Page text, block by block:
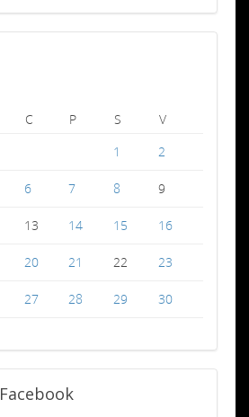
C P S
V
1
2
6 7 8 9
13 14 15 16
20 21 22 23
27 28 29 30
Facebook